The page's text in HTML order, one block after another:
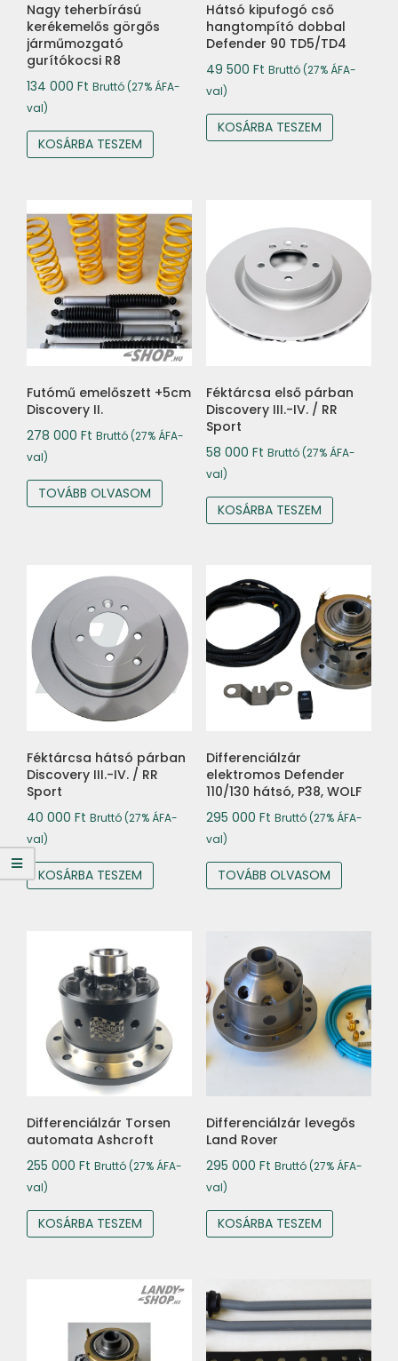
Nagy teherbírású
kerékemelős görgős
járműmozgató
gurítókocsi R8
134 000 Ft Bruttó (27% ÁFA-
val)
KOSÁRBA TESZEM
Hátsó kipufogó cső
hangtompító dobbal
Defender 90 TD5/TD4
49 500 Ft Bruttó (27% ÁFA-
val)
KOSÁRBA TESZEM
Futómű emelőszett +5cm
Discovery II.
278 000 Ft Bruttó (27% ÁFA-
val)
TOVÁBB OLVASOM
Féktárcsa első párban
Discovery III.-IV. / RR
Sport
58 000 Ft Bruttó (27% ÁFA-
val)
KOSÁRBA TESZEM
Féktárcsa hátsó párban
Discovery III.-IV. / RR
Sport
40 000 Ft Bruttó (27% ÁFA-
val)
KOSÁRBA TESZEM
Differenciálzár
elektromos Defender
110/130 hátsó, P38, WOLF
295 000 Ft Bruttó (27% ÁFA-
val)
TOVÁBB OLVASOM
Differenciálzár Torsen
automata Ashcroft
255 000 Ft Bruttó (27% ÁFA-
val)
KOSÁRBA TESZEM
Differenciálzár levegős
Land Rover
295 000 Ft Bruttó (27% ÁFA-
val)
KOSÁRBA TESZEM